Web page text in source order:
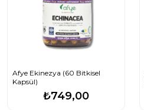
Afye Ekinezya (60 Bitkisel
Kapsül)
₺749,00